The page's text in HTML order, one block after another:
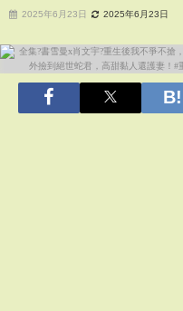
2025年6月23日 2025年6月23日